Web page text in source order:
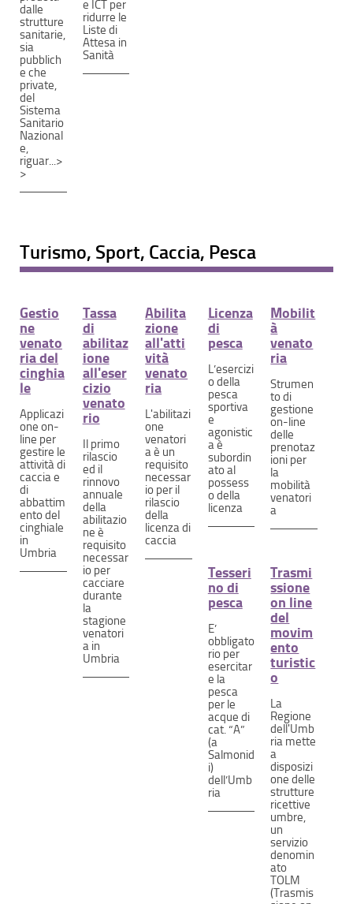
dalle
strutture
sanitarie,
sia
pubblich
e che
private,
del
Sistema
Sanitario
Nazional
e,
riguar...>
>
e ICT per
ridurre le
Liste di
Attesa in
Sanità
Turismo, Sport, Caccia, Pesca
Gestio
ne
venato
ria del
cinghia
le
Applicazi
one on-
line per
gestire le
attività di
caccia e
di
abbattim
ento del
cinghiale
in
Umbria
Tassa
di
abilitaz
ione
all'eser
cizio
venato
rio
Il primo
rilascio
ed il
rinnovo
annuale
della
abilitazio
ne è
requisito
necessar
io per
cacciare
durante
la
stagione
venatori
a in
Umbria
Abilita
zione
all'atti
vità
venato
ria
L'abilitazi
one
venatori
a è un
requisito
necessar
io per il
rilascio
della
licenza di
caccia
Licenza
di
pesca
L’esercizi
o della
pesca
sportiva
e
agonistic
a è
subordin
ato al
possess
o della
licenza
Mobilit
à
venato
ria
Strumen
to di
gestione
on-line
delle
prenotaz
ioni per
la
mobilità
venatori
a
Tesseri
no di
pesca
E’
obbligato
rio per
esercitar
e la
pesca
per le
acque di
cat. “A”
(a
Salmonid
i)
dell’Umb
ria
Trasmi
ssione
on line
del
movim
ento
turistic
o
La
Regione
dell'Umb
ria mette
a
disposizi
one delle
strutture
ricettive
umbre,
un
servizio
denomin
ato
TOLM
(Trasmis